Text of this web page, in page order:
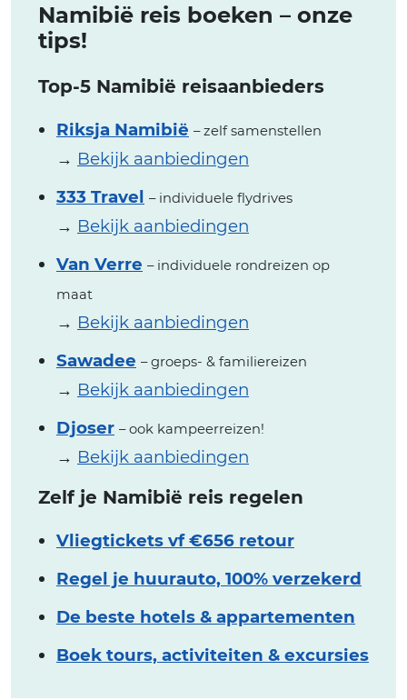
Namibië reis boeken – onze
tips!
Top-5 Namibië reisaanbieders
Riksja Namibië – zelf samenstellen
→ Bekijk aanbiedingen
333 Travel – individuele flydrives
→ Bekijk aanbiedingen
Van Verre – individuele rondreizen op
maat
→ Bekijk aanbiedingen
Sawadee – groeps- & familiereizen
→ Bekijk aanbiedingen
Djoser – ook kampeerreizen!
→ Bekijk aanbiedingen
Zelf je Namibië reis regelen
Vliegtickets vf €656 retour
Regel je huurauto, 100% verzekerd
De beste hotels & appartementen
Boek tours, activiteiten & excursies